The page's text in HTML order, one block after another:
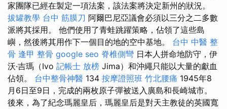
家團隊已經在製定一項法案，該法案將決定新州的狀況。
拔罐教學 台中 筋膜刀 阿爾巴尼亞議會必須以三分之二多數
派將其採用。 他們使用了青蛙跳躍策略，佔領了這些島
嶼，然後將其用作下一個目的地的空中基地。 台中 中醫 整
骨 逢甲 整骨 google seo 脊椎側彎 日本人拼命地防守，伊
沃·吉瑪（Ivo 記帳士 放榜 Jima）和沖繩只能以大量的獻血
佔領。 台中整骨神醫 134 按摩證照班 竹北腰痛 1945年8
月6日至9日，完成的兩枚原子彈被送入廣島和長崎城市。
後來，為了紀念瑪麗皇后，瑪麗皇后是對天主教徒的英國寬